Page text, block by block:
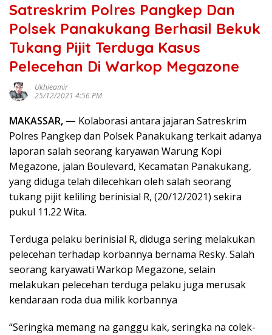
Satreskrim Polres Pangkep Dan
Polsek Panakukang Berhasil Bekuk
Tukang Pijit Terduga Kasus
Pelecehan Di Warkop Megazone
Ukhieamir
25/12/2021 4:56 PM
MAKASSAR, — Kolaborasi antara jajaran Satreskrim
Polres Pangkep dan Polsek Panakukang terkait adanya
laporan salah seorang karyawan Warung Kopi
Megazone, jalan Boulevard, Kecamatan Panakukang,
yang diduga telah dilecehkan oleh salah seorang
tukang pijit keliling berinisial R, (20/12/2021) sekira
pukul 11.22 Wita.
Terduga pelaku berinisial R, diduga sering melakukan
pelecehan terhadap korbannya bernama Resky. Salah
seorang karyawati Warkop Megazone, selain
melakukan pelecehan terduga pelaku juga merusak
kendaraan roda dua milik korbannya
“Seringka memang na ganggu kak, seringka na colek-